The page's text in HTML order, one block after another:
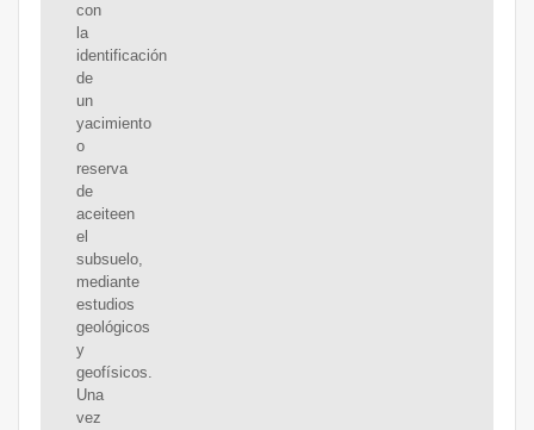
con
la
identificación
de
un
yacimiento
o
reserva
de
aceiteen
el
subsuelo,
mediante
estudios
geológicos
y
geofísicos.
Una
vez